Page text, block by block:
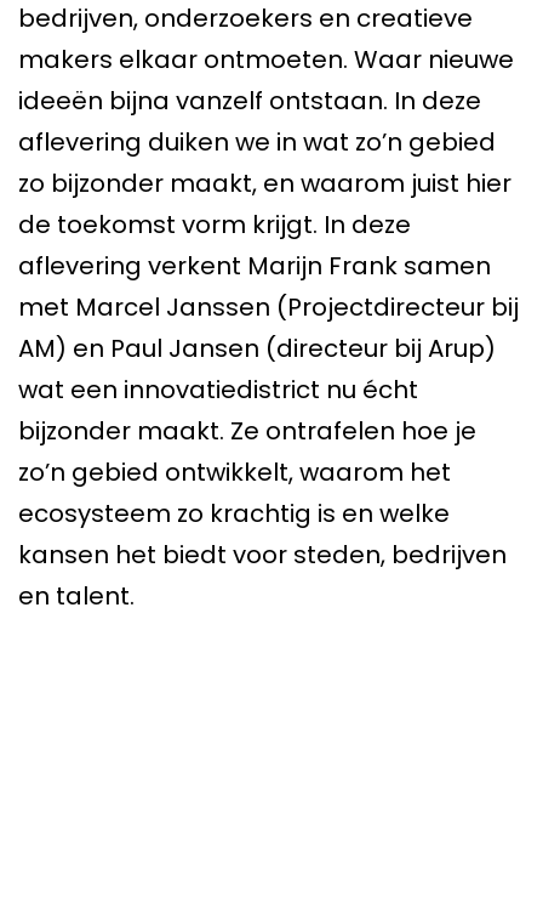
bedrijven, onderzoekers en creatieve
makers elkaar ontmoeten. Waar nieuwe
ideeën bijna vanzelf ontstaan. In deze
aflevering duiken we in wat zo’n gebied
zo bijzonder maakt, en waarom juist hier
de toekomst vorm krijgt. In deze
aflevering verkent Marijn Frank samen
met Marcel Janssen (Projectdirecteur bij
AM) en Paul Jansen (directeur bij Arup)
wat een innovatiedistrict nu écht
bijzonder maakt. Ze ontrafelen hoe je
zo’n gebied ontwikkelt, waarom het
ecosysteem zo krachtig is en welke
kansen het biedt voor steden, bedrijven
en talent.